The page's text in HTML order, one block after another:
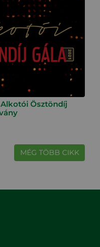
Ösztöndíj
MÉG TÖBB CIKK